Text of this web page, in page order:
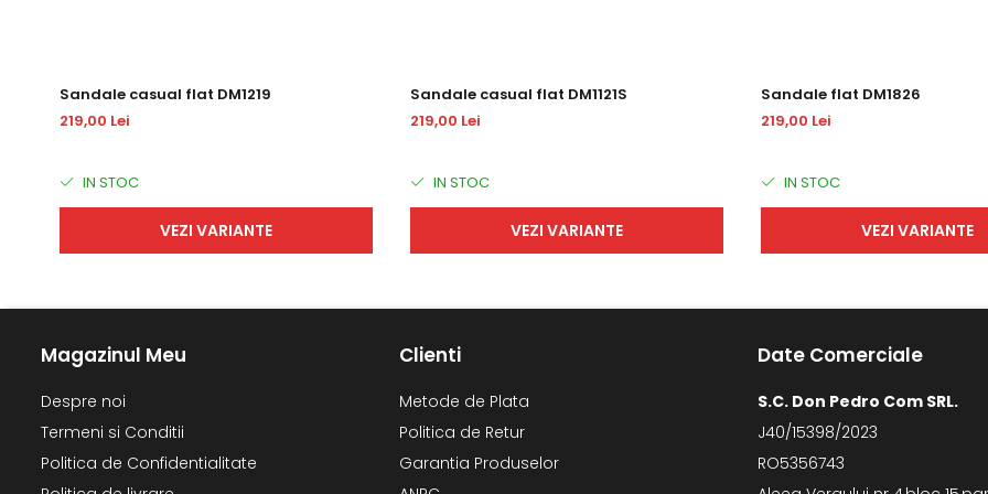
Sandale casual flat DM1219
219,00 Lei
IN STOC
VEZI VARIANTE
Sandale casual flat DM1121S
219,00 Lei
IN STOC
VEZI VARIANTE
Sandale flat DM1826
219,00 Lei
IN STOC
VEZI VARIANTE
Magazinul Meu
Despre noi
Termeni si Conditii
Politica de Confidentialitate
Clienti
Metode de Plata
Politica de Retur
Garantia Produselor
Date Comerciale
S.C. Don Pedro Com SRL.
J40/15398/2023
RO5356743